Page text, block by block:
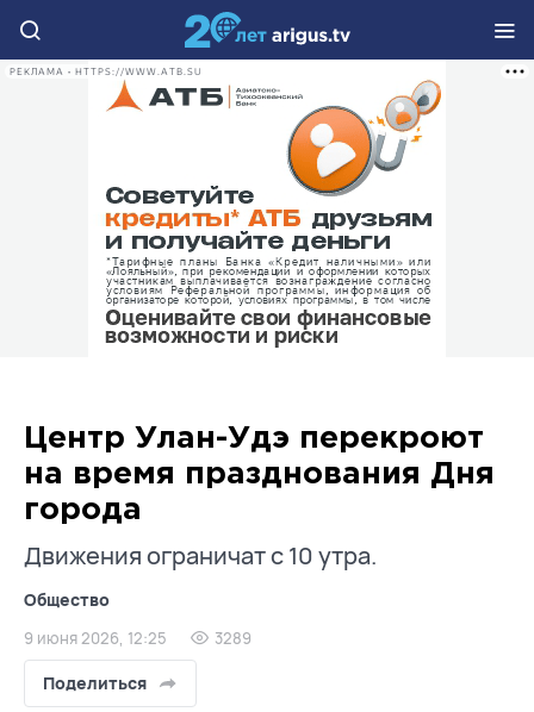
РЕКЛАМА • HTTPS://WWW.ATB.SU
Центр Улан-Удэ перекроют
на время празднования Дня
города
Движения ограничат с 10 утра.
Общество
9 июня 2026, 12:25 3289
Поделиться